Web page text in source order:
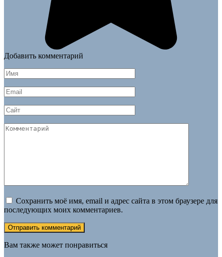
Добавить комментарий
Имя
*
Email
*
Сайт
Комментарий
Сохранить моё имя, email и адрес сайта в этом браузере для
последующих моих комментариев.
Вам также может понравиться